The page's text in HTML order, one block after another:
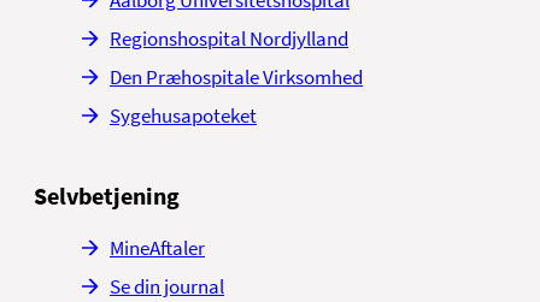
Regionshospital Nordjylland
Den Præhospitale Virksomhed
Sygehusapoteket
Selvbetjening
MineAftaler
Se din journal